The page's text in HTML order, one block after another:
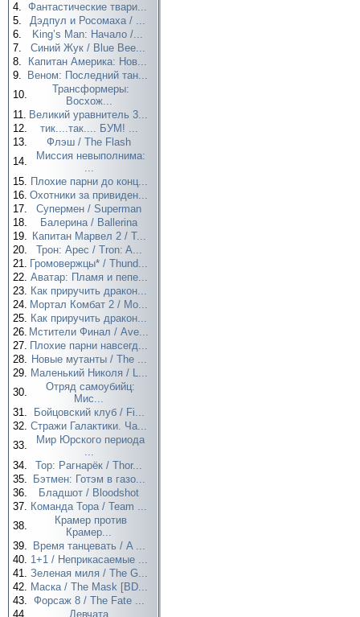
4. Фантастические твари...
5.
Дэдпул и Росомаха / ...
6.
King’s Man: Начало /...
7.
Синий Жук / Blue Bee...
8.
Капитан Америка: Нов...
9.
Веном: Последний тан...
10.
Трансформеры:
Восхож...
11. Великий уравнитель 3...
12.
тик....так.... БУМ! ...
13.
Флэш / The Flash
14.
Миссия невыполнима:
...
15. Плохие парни до конц...
16. Охотники за привиден...
17.
Супермен / Superman
18.
Балерина / Ballerina
19. Капитан Марвел 2 / T...
20.
Трон: Арес / Tron: A...
21. Громовержцы* / Thund...
22. Аватар: Пламя и пепе...
23. Как приручить дракон...
24. Мортал Комбат 2 / Mo...
25. Как приручить дракон...
26. Мстители Финал / Ave...
27. Плохие парни навсегд...
28. Новые мутанты / The ...
29. Маленький Николя / L...
30.
Отряд самоубийц:
Мис...
31.
Бойцовский клуб / Fi...
32. Стражи Галактики. Ча...
33.
Мир Юрского периода
...
34.
Тор: Рагнарёк / Thor...
35.
Бэтмен: Готэм в газо...
36.
Бладшот / Bloodshot
37. Команда Тора / Team ...
38.
Крамер против
Крамер...
39.
Время танцевать / A ...
40. 1+1 / Неприкасаемые ...
41. Зеленая миля / The G...
42. Маска / The Mask [BD...
43. Форсаж 8 / The Fate ...
44.
Девчата